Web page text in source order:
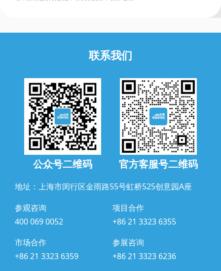
联系我们
公众号二维码 官方客服号二维码
地址：上海市闵行区金雨路55号虹桥525创意园A座
参观咨询
400 069 0052
项目合作
+86 21 3323 6355
市场合作
+86 21 3323 6359
参展咨询
+86 21 3323 6236